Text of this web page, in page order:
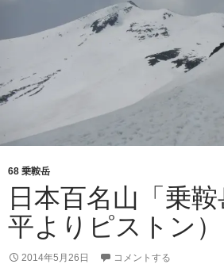
り
ス
ト
68 乗鞍岳
日本百名山「乗
平よりピストン）
2014年5月26日 コメントする